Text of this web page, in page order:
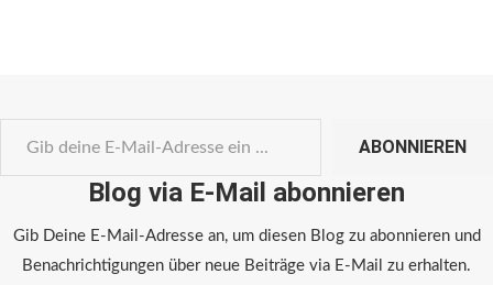
ABONNIEREN
Blog via E-Mail abonnieren
Gib Deine E-Mail-Adresse an, um diesen Blog zu abonnieren und
Benachrichtigungen über neue Beiträge via E-Mail zu erhalten.